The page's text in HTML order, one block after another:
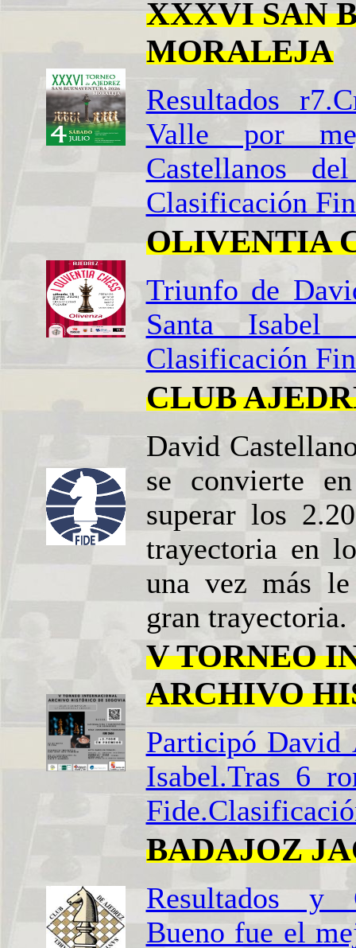
XXXVI SAN
MORALEJA
Resultados
Valle por
Castellanos
Clasificación
OLIVENTIA
Triunfo de
Santa
Clasificación
CLUB
David
se convierte
superar los
trayectoria en
una vez más
gran trayectoria.
V TORNEO
ARCHIVO
Participó David
Isabel.Tras 6
BADAJOZ
Resultados y
Bueno fue el